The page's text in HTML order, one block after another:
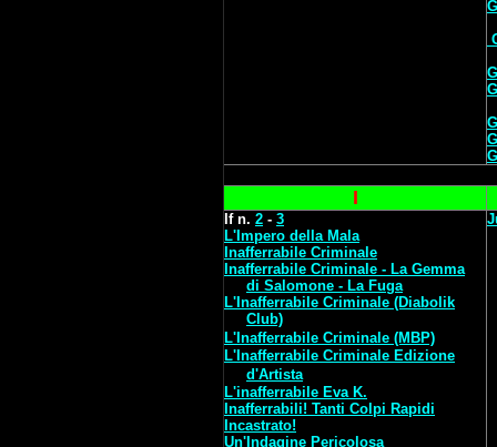
I
If n. 2 - 3
L'Impero della Mala
Inafferrabile Criminale
Inafferrabile Criminale - La Gemma
di Salomone - La Fuga
L'Inafferrabile Criminale (Diabolik
Club)
L'Inafferrabile Criminale (MBP)
L'Inafferrabile Criminale Edizione
d'Artista
L'inafferrabile Eva K.
Inafferrabili! Tanti Colpi Rapidi
Incastrato!
Un'Indagine Pericolosa